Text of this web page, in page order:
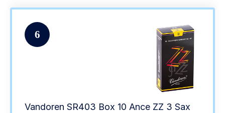
6
Vandoren SR403 Box 10 Ance ZZ 3 Sax